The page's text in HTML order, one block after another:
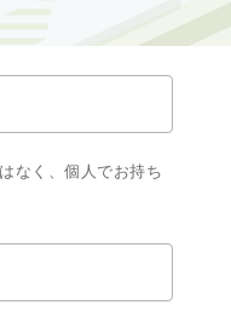
なく、個人でお持ち